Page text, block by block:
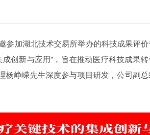
参加湖北技术交易所举办的科技成果评
创新与应用”，旨在推动医疗科技成果
峥嵘先生深度参与项目研发，公司副